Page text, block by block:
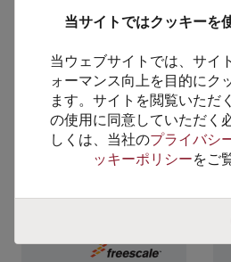
ECCN番号
代替製品
当サイトではクッキーを
当ウェブサイトでは、サイ
ォーマンス向上を目的にク
ます。サイトを閲覧いただ
の使用に同意していただく
しくは、当社のプライバシ
ッキーポリシーをご